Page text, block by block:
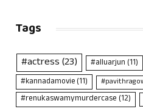
Tags
#actress(23) #alluarjun(11)
#kannadamovie(11)
#renukaswamymurdercase(12)